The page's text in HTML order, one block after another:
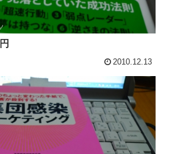
2010.12.13